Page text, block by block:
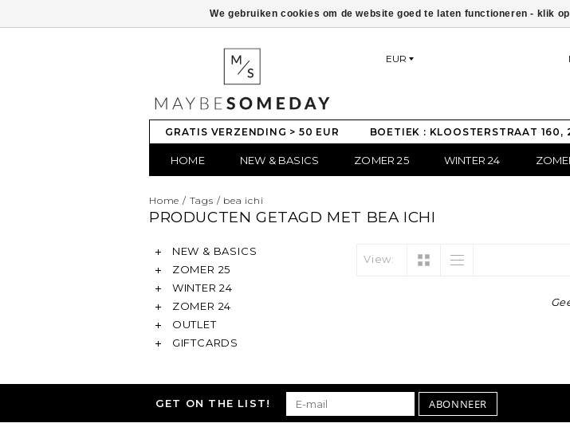
EUR
GRATIS VERZENDING > 50 EUR BOETIEK : KLOOSTERSTRAAT
HOME NEW & BASICS ZOMER 25 WINTER 24
Home / Tags / bea ichi
PRODUCTEN GETAGD MET BEA ICHI
NEW & BASICS
ZOMER 25
WINTER 24
ZOMER 24
OUTLET
GIFTCARDS
View:
We gebruiken cookies om de website goed te laten functioneren - klik
GET ON THE LIST! ABONNEER